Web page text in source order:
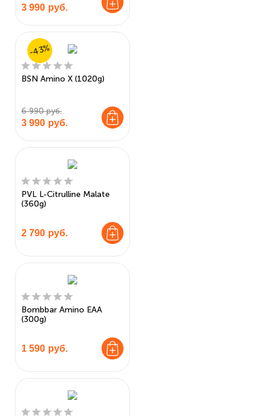
3 990 руб.
BSN Amino X (1020g)
6 990 руб.
3 990 руб.
-43%
PVL L-Citrulline Malate
(360g)
2 790 руб.
Bombbar Amino EAA
(300g)
1 590 руб.